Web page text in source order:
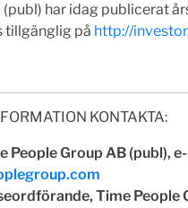
(publ) har idag publicerat
tillgänglig på http://
KONTAKTA:
People Group AB (publ),
Time People